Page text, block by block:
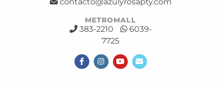
METROMALL
383-2210
6039-
7725